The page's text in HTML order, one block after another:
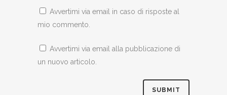
Avvertimi via email in caso di risposte al
mio commento.
Avvertimi via email alla pubblicazione di
un nuovo articolo.